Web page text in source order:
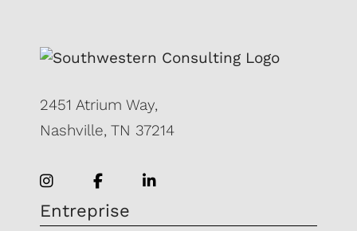
2451 Atrium Way,
Nashville, TN 37214
Entreprise